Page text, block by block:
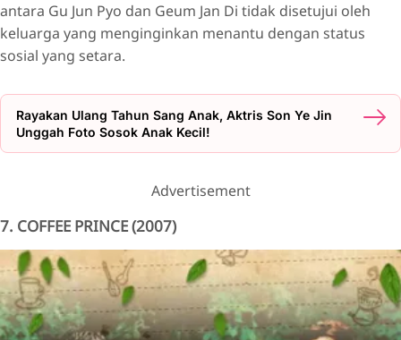
antara Gu Jun Pyo dan Geum Jan Di tidak disetujui oleh
keluarga yang menginginkan menantu dengan status
sosial yang setara.
Rayakan Ulang Tahun Sang Anak, Aktris Son Ye Jin
Unggah Foto Sosok Anak Kecil!
Advertisement
7. COFFEE PRINCE (2007)